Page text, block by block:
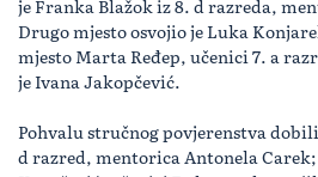
je Franka Blažok iz 8. d razreda,
Drugo mjesto osvojio je Luka
mjesto Marta Ređep, učenici 7. a
je Ivana Jakopčević.
Pohvalu stručnog povjerenstva
d razred, mentorica Antonela